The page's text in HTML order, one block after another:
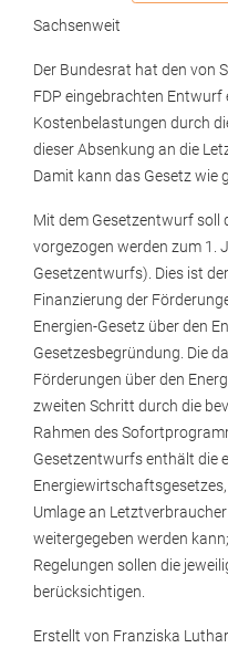
Sachsenweit
Der Bundesrat hat den von
FDP eingebrachten Entwurf
Kostenbelastungen durch
dieser Absenkung an die
Damit kann das Gesetz wie
Mit dem Gesetzentwurf soll
vorgezogen werden zum 1.
Gesetzentwurfs). Dies ist
Finanzierung der
Energien-Gesetz über den
Gesetzesbegründung. Die
Förderungen über den
zweiten Schritt durch die
Rahmen des
Gesetzentwurfs enthält die
Umlage an
weitergegeben werden
Regelungen sollen die
berücksichtigen.
Erstellt von Franziska